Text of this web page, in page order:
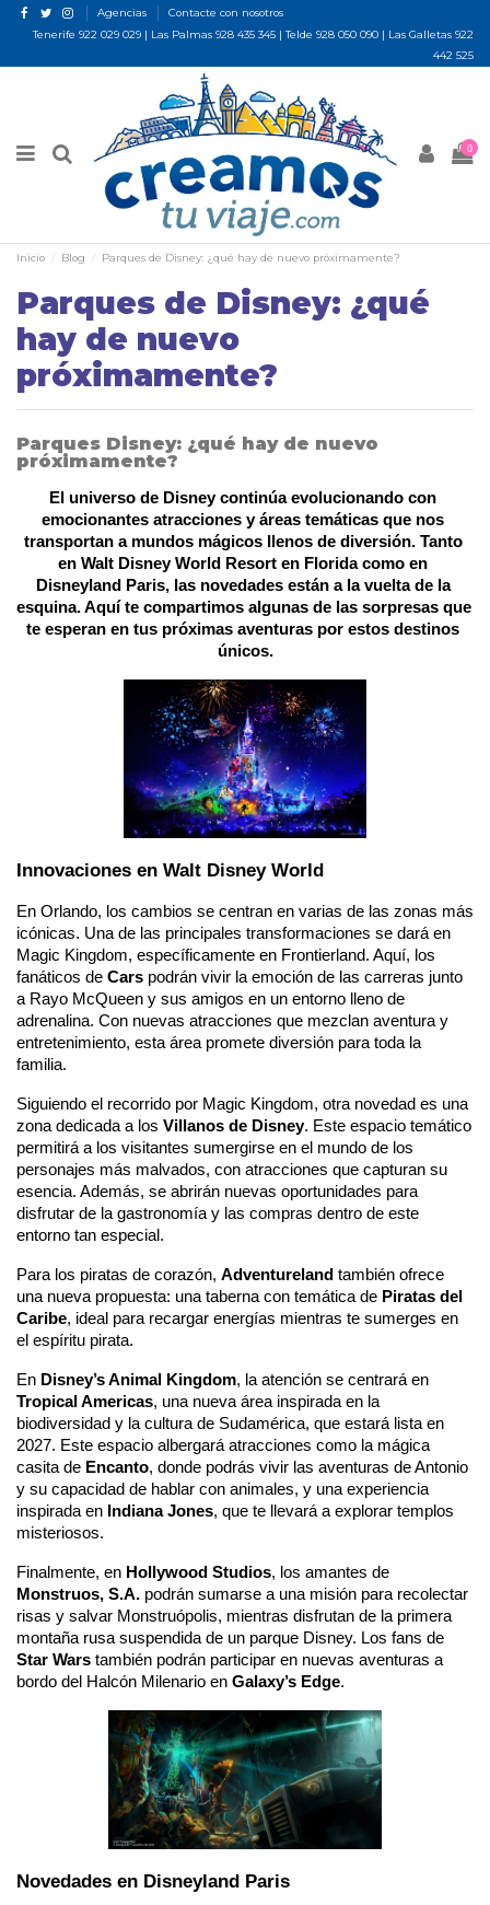
Agencias
Contacte con nosotros
Tenerife 922 029 029 | Las Palmas 928 435 345 | Telde 928 050 090 | Las Galletas 922
442 525
0
Inicio Blog Parques de Disney: ¿qué hay de nuevo próximamente?
Parques de Disney: ¿qué
hay de nuevo
próximamente?
Parques Disney: ¿qué hay de nuevo
próximamente?
El universo de Disney continúa evolucionando con
emocionantes atracciones y áreas temáticas que nos
transportan a mundos mágicos llenos de diversión. Tanto
en Walt Disney World Resort en Florida como en
Disneyland Paris, las novedades están a la vuelta de la
esquina. Aquí te compartimos algunas de las sorpresas que
te esperan en tus próximas aventuras por estos destinos
únicos.
Innovaciones en Walt Disney World
En Orlando, los cambios se centran en varias de las zonas más
icónicas. Una de las principales transformaciones se dará en
Magic Kingdom, específicamente en Frontierland. Aquí, los
fanáticos de Cars podrán vivir la emoción de las carreras junto
a Rayo McQueen y sus amigos en un entorno lleno de
adrenalina. Con nuevas atracciones que mezclan aventura y
entretenimiento, esta área promete diversión para toda la
familia.
Siguiendo el recorrido por Magic Kingdom, otra novedad es una
zona dedicada a los Villanos de Disney. Este espacio temático
permitirá a los visitantes sumergirse en el mundo de los
personajes más malvados, con atracciones que capturan su
esencia. Además, se abrirán nuevas oportunidades para
disfrutar de la gastronomía y las compras dentro de este
entorno tan especial.
Para los piratas de corazón, Adventureland también ofrece
una nueva propuesta: una taberna con temática de Piratas del
Caribe, ideal para recargar energías mientras te sumerges en
el espíritu pirata.
En Disney’s Animal Kingdom
Tropical Americas, una nueva área inspirada en la
biodiversidad y la cultura de Sudamérica, que estará lista en
2027. Este espacio albergará atracciones como la mágica
casita de Encanto, donde podrás vivir las aventuras de Antonio
y su capacidad de hablar con animales, y una experiencia
inspirada en Indiana Jones, que te llevará a explorar templos
misteriosos.
Finalmente, en Hollywood Studios
Monstruos, S.A. podrán sumarse a una misión para recolectar
risas y salvar Monstruópolis, mientras disfrutan de la primera
Star Wars también podrán participar en nuevas aventuras a
bordo del Halcón Milenario en Galaxy’s Edge.
Novedades en Disneyland Paris